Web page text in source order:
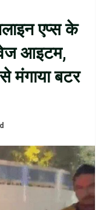
एप्स के
आइटम,
मंगाया बटर